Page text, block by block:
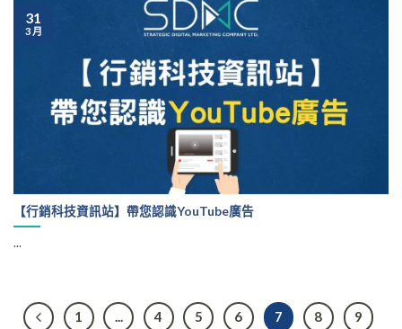
【行銷科技資訊站】帶您認識YouTube廣告
...
31
3 月
1 ... 4 5 6 7 8
9